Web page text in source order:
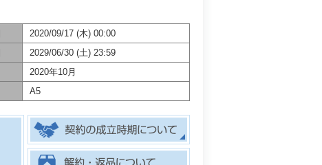
2020/09/17 (木) 00:00
2029/06/30 (土) 23:59
2020年10月
A5